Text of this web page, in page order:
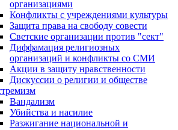
организациями
Конфликты с учреждениями культуры
Защита права на свободу совести
Светские организации против "сект"
Диффамация религиозных
организаций и конфликты со СМИ
Акции в защиту нравственности
Дискуссии о религии и обществе
Вандализм
Убийства и насилие
Разжигание национальной и